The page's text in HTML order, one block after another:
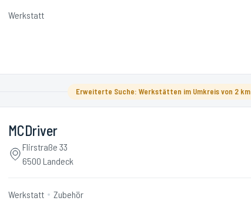
Werkstatt
Erweiterte Suche: Werkstätten im Umkreis von 2 km
MCDriver
Flirstraße 33
6500 Landeck
Werkstatt Zubehör